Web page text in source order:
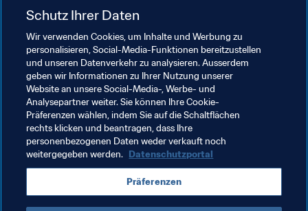
Tag für den Frauenfussball in Puerto Rico. Die erstmalige
Zusammenführung von Frauenfussballvereinen unter
dem Dach der Klublizenzierung war ein wichtiger Schritt
bei der Initiierung dieses Programms. Der FPF wird nun
für die kommende Saison seiner höchsten Frauenliga ein
Pilotprojekt zur Einführung von Klublizenzen starten."
Verwandte Themen
Frauenfussball Organisation Puerto Rico
Concacaf
Schutz Ihrer Daten
Wir verwenden Cookies, um Inhalte und Werbung zu
personalisieren, Social-Media-Funktionen bereitzustellen
und unseren Datenverkehr zu analysieren. Ausserdem
geben wir Informationen zu Ihrer Nutzung unserer
Website an unsere Social-Media-, Werbe- und
Analysepartner weiter. Sie können Ihre Cookie-
Präferenzen wählen, indem Sie auf die Schaltflächen
rechts klicken und beantragen, dass Ihre
personenbezogenen Daten weder verkauft noch
weitergegeben werden. Datenschutzportal
Präferenzen